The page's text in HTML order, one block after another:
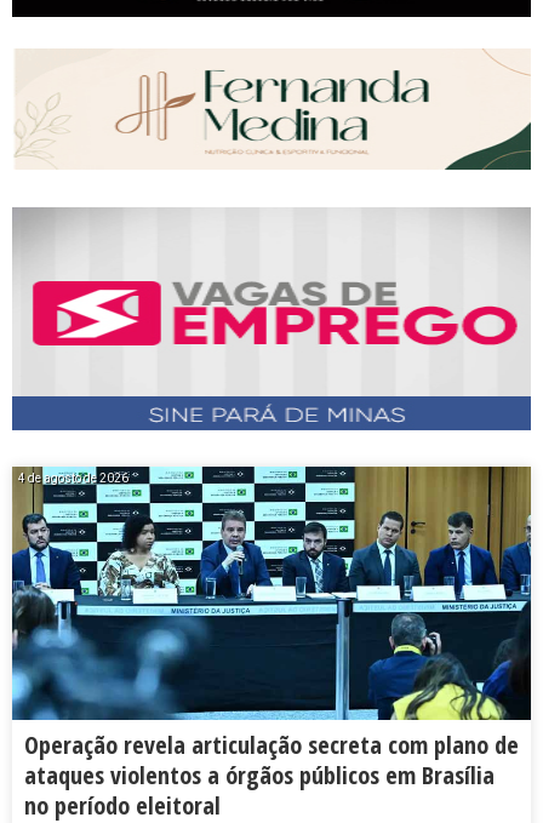
4 de agosto de 2026
Operação revela articulação secreta com plano de
ataques violentos a órgãos públicos em Brasília
no período eleitoral